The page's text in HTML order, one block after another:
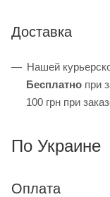
Доставка
Нашей
Бесплатно при
100 грн при
По Украине
Оплата